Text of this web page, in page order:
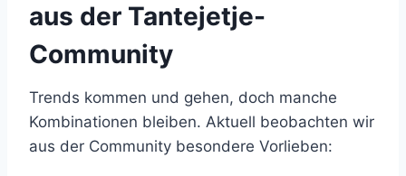
aus der Tantejetje-
Community
Trends kommen und gehen, doch manche
Kombinationen bleiben. Aktuell beobachten wir
aus der Community besondere Vorlieben: